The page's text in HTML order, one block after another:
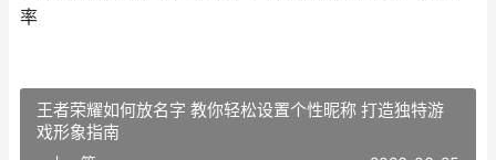
率
王者荣耀如何放名字 教你轻松设置个性昵称 打造独特游
戏形象指南